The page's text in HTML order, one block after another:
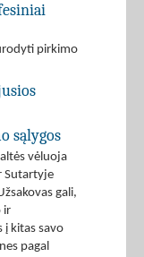
pirkimo
sąlygos
vėluoja
Sutartyje
gali,
ir
į kitas savo
pagal